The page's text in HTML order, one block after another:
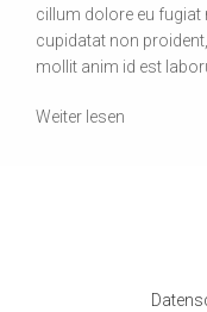
cillum dolore eu fugiat
cupidatat non
mollit anim id est
Weiter lesen